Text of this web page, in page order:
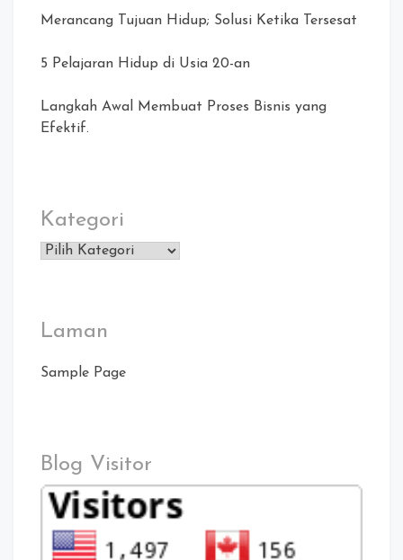
Merancang Tujuan Hidup; Solusi Ketika Tersesat
5 Pelajaran Hidup di Usia 20-an
Langkah Awal Membuat Proses Bisnis yang
Efektif.
Kategori
Kategori
Laman
Sample Page
Blog Visitor